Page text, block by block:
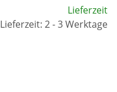
Lieferzeit
Lieferzeit: 2 - 3 Werktage